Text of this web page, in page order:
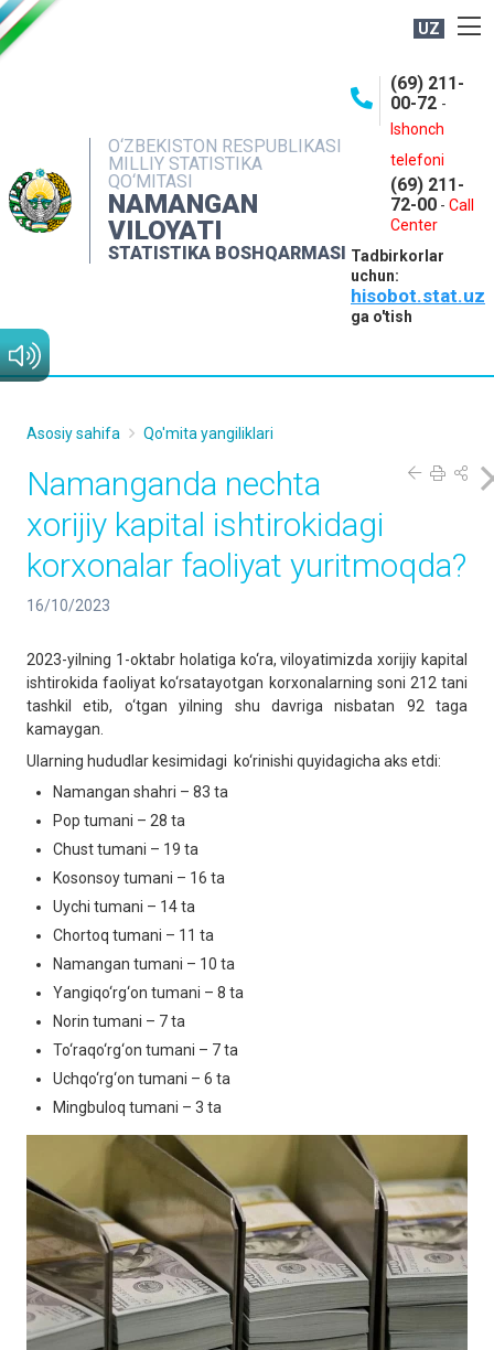
UZ
O‘ZBEKISTON RESPUBLIKASI
MILLIY STATISTIKA
QO‘MITASI
NAMANGAN
VILOYATI
STATISTIKA BOSHQARMASI
(69) 211-
00-72 -
Ishonch
telefoni
(69) 211-
72-00 - Call
Center
Tadbirkorlar
uchun:
hisobot.stat.uz
ga o'tish
NASHRLAR
INTERAKTIV XIZMATLAR
MATBUOT XIZMATI
MUROJAATLAR
Asosiy sahifa Qo'mita yangiliklari
Namanganda nechta
xorijiy kapital ishtirokidagi
korxonalar faoliyat yuritmoqda?
16/10/2023
2023-yilning 1-oktabr holatiga ko‘ra, viloyatimizda xorijiy kapital
ishtirokida faoliyat ko‘rsatayotgan korxonalarning soni 212 tani
tashkil etib, o‘tgan yilning shu davriga nisbatan 92 taga
kamaygan.
Ularning hududlar kesimidagi ko‘rinishi quyidagicha aks etdi:
Namangan shahri – 83 ta
Pop tumani – 28 ta
Chust tumani – 19 ta
Kosonsoy tumani – 16 ta
Uychi tumani – 14 ta
Chortoq tumani – 11 ta
Namangan tumani – 10 ta
Yangiqo‘rg‘on tumani – 8 ta
Norin tumani – 7 ta
To‘raqo‘rg‘on tumani – 7 ta
Uchqo‘rg‘on tumani – 6 ta
Mingbuloq tumani – 3 ta